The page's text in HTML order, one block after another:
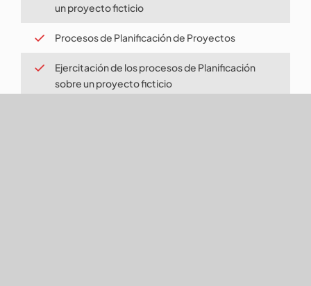
un proyecto ficticio
Procesos de Planificación de Proyectos
Ejercitación de los procesos de Planificación
sobre un proyecto ficticio